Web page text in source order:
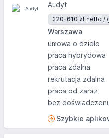
Audyt
320-610 zł netto /
Warszawa
umowa o dzieło
praca hybrydowa
praca zdalna
rekrutacja zdalna
praca od zaraz
bez
Szybkie